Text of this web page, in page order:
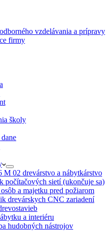
vzdelávania a prípravy
firmy
školy
M 02 drevárstvo a nábytkárstvo
počítačových sietí (ukončuje sa)
a majetku pred požiarom
drevárskych CNC zariadení
a interiéru
hudobných nástrojov